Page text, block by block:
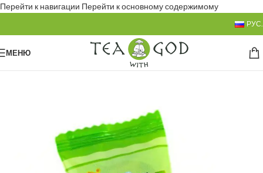
Перейти к навигации Перейти к основному содержимому
РУС.
МЕНЮ